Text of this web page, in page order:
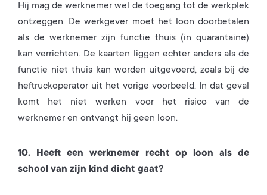
Hij mag de werknemer wel de toegang tot de werkplek
ontzeggen. De werkgever moet het loon doorbetalen
als de werknemer zijn functie thuis (in quarantaine)
kan verrichten. De kaarten liggen echter anders als de
functie niet thuis kan worden uitgevoerd, zoals bij de
heftruckoperator uit het vorige voorbeeld. In dat geval
komt het niet werken voor het risico van de
werknemer en ontvangt hij geen loon.
10. Heeft een werknemer recht op loon als de
school van zijn kind dicht gaat?